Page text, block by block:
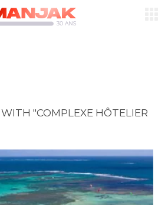
"COMPLEXE HÔTELIER